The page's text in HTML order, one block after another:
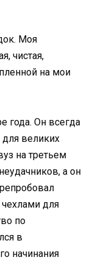
Моя
чистая,
на мои
года. Он всегда
великих
на третьем
а он
чехлами для
по
в
начинания